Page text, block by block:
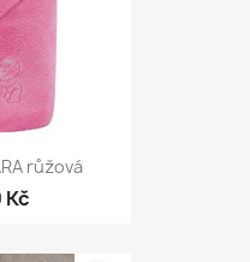
růžová